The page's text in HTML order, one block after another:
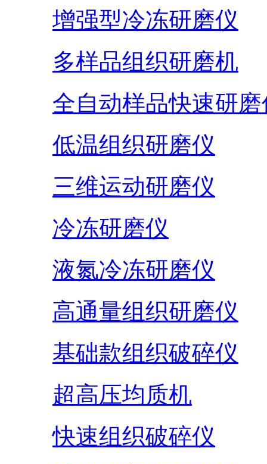
增强型冷冻研磨仪
多样品组织研磨机
全自动样品快速研磨
低温组织研磨仪
三维运动研磨仪
冷冻研磨仪
液氮冷冻研磨仪
高通量组织研磨仪
基础款组织破碎仪
超高压均质机
快速组织破碎仪